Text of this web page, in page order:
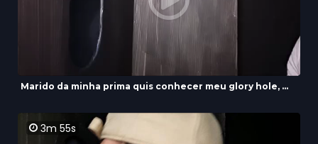
Marido da minha prima quis conhecer meu glory hole, ...
3m 55s